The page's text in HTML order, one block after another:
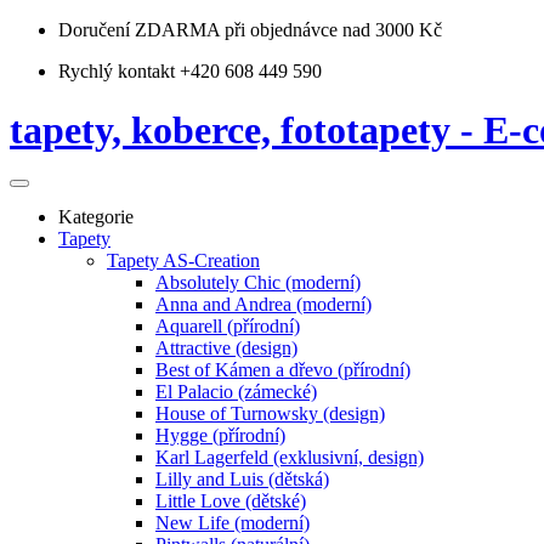
Doručení ZDARMA při objednávce nad 3000 Kč
Rychlý kontakt +420 608 449 590
tapety, koberce, fototapety - E-
Kategorie
Tapety
Tapety AS-Creation
Absolutely Chic (moderní)
Anna and Andrea (moderní)
Aquarell (přírodní)
Attractive (design)
Best of Kámen a dřevo (přírodní)
El Palacio (zámecké)
House of Turnowsky (design)
Hygge (přírodní)
Karl Lagerfeld (exklusivní, design)
Lilly and Luis (dětská)
Little Love (dětské)
New Life (moderní)